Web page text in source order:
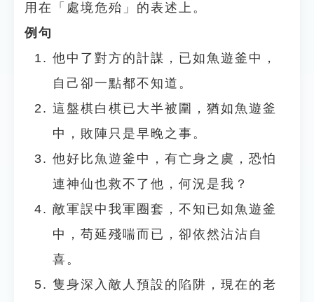
用在「處境危殆」的表述上。
例句
他中了對方的計謀，已如魚遊釜中，
自己卻一點都不知道。
這盤棋白棋已大半被圍，猶如魚遊釜
中，敗陣只是早晚之事。
他好比魚遊釜中，有亡身之虞，恐怕
連神仙也救不了他，何況是我？
敵軍誤中我軍圈套，不知已如魚遊釜
中，苟延殘喘而已，卻依然沾沾自
喜。
隻身深入敵人預設的陷阱，現在的老